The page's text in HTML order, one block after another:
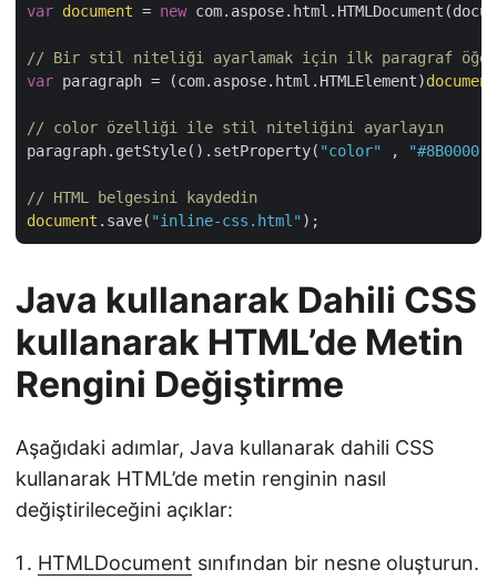
var document = new
// Bir stil niteliği ayarlamak için ilk paragraf
var paragraph = (com.aspose.html.HTMLElement)document
// color özelliği ile stil niteliğini ayarlayın
paragraph.getStyle().setProperty( "color" , "#8B0000"
// HTML belgesini kaydedin
document .save( "inline-css.html"
Java kullanarak Dahili CSS
kullanarak HTML’de Metin
Rengini Değiştirme
Aşağıdaki adımlar, Java kullanarak dahili CSS
kullanarak HTML’de metin renginin nasıl
değiştirileceğini açıklar:
HTMLDocument sınıfından bir nesne oluşturun.